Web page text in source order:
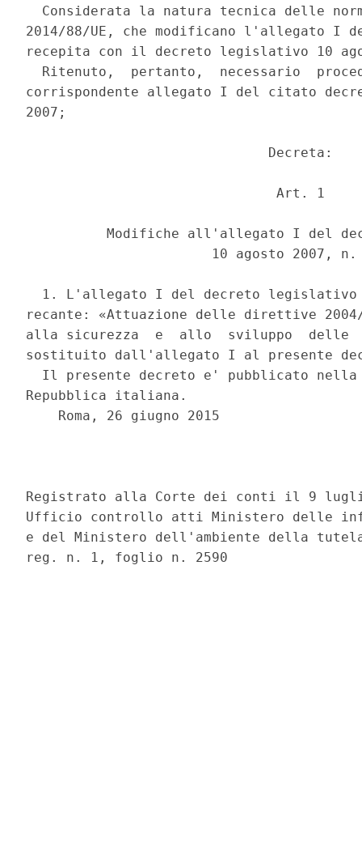
Considerata la natura tecnica delle
2014/88/UE, che modificano l'allegato I
recepita con il decreto legislativo 10
Ritenuto,  pertanto,  necessario
corrispondente allegato I del citato
2007;
                              Decreta:
                               Art. 1
Modifiche all'allegato I del
10 agosto 2007,
1. L'allegato I del decreto
recante: «Attuazione delle direttive
alla sicurezza  e  allo  sviluppo  delle
sostituito dall'allegato I al presente
Il presente decreto e' pubblicato
Repubblica italiana.
    Roma, 26 giugno 2015
Registrato alla Corte dei conti il 9
Ufficio controllo atti Ministero delle
e del Ministero dell'ambiente della